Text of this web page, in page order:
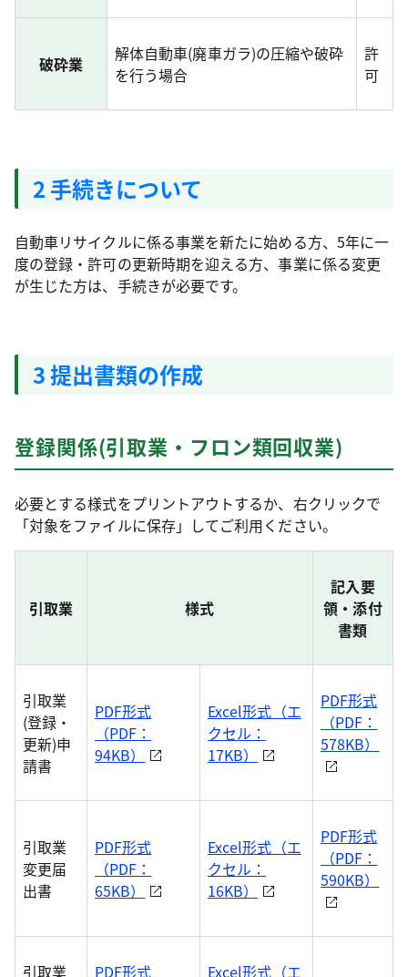
破砕業
解体自動車(廃車ガラ)の圧縮や破砕
を行う場合
許
可
2 手続きについて
自動車リサイクルに係る事業を新たに始める方、5年に一
度の登録・許可の更新時期を迎える方、事業に係る変更
が生じた方は、手続きが必要です。
3 提出書類の作成
登録関係(引取業・フロン類回収業)
必要とする様式をプリントアウトするか、右クリックで
「対象をファイルに保存」してご利用ください。
引取業 様式
記入要
領・添付
書類
引取業
(登録・
更新)申
請書
PDF形式
（PDF：
94KB）
Excel形式（エ
クセル：
17KB）
PDF形式
（PDF：
578KB）
引取業
変更届
出書
PDF形式
（PDF：
65KB）
Excel形式（エ
クセル：
16KB）
PDF形式
（PDF：
590KB）
引取業 PDF形式 Excel形式（エ